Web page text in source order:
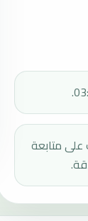
على متابعة